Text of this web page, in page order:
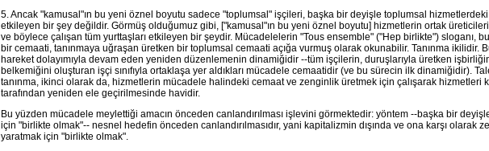
5. Ancak "kamusal"ın bu yeni öznel boyutu sadece "toplumsal" işçileri, başka bir deyişle toplumsal
etkileyen bir şey değildir. Görmüş olduğumuz gibi, ["kamusal"ın bu yeni öznel boyutu] hizmetlerin ortak
ve böylece çalışan tüm yurttaşları etkileyen bir şeydir. Mücadelelerin "Tous ensemble" ("Hep birlikte") sloganı,
bir cemaati, tanınmaya uğraşan üretken bir toplumsal cemaati açığa vurmuş olarak okunabilir. Tanınma ikilidir.
hareket dolayımıyla devam eden yeniden düzenlemenin dinamiğidir --tüm işçilerin, duruşlarıyla üretken
belkemiğini oluşturan işçi sınıfıyla ortaklaşa yer aldıkları mücadele cemaatidir (ve bu sürecin ilk dinamiğidir).
tanınma, ikinci olarak da, hizmetlerin mücadele halindeki cemaat ve zenginlik üretmek için çalışarak hizmetleri
tarafından yeniden ele geçirilmesinde havidir.
Bu yüzden mücadele meylettiği amacın önceden canlandırılması işlevini görmektedir: yöntem --başka bir
için "birlikte olmak"-- nesnel hedefin önceden canlandırılmasıdır, yani kapitalizmin dışında ve ona karşı olarak
yaratmak için "birlikte olmak".